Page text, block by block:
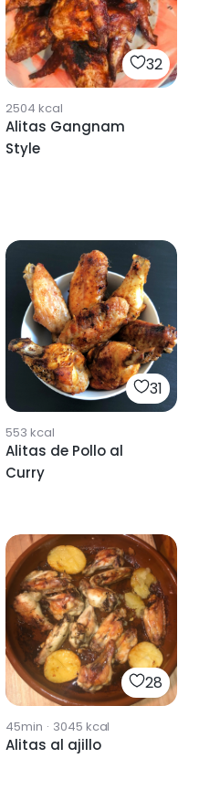
32
2504 kcal
Alitas Gangnam
Style
31
553 kcal
Alitas de Pollo al
Curry
28
45min · 3045 kcal
Alitas al ajillo